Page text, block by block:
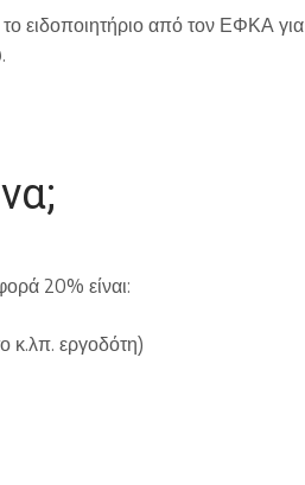
το ειδοποιητήριο από τον ΕΦΚΑ για
20% είναι:
κ.λπ. εργοδότη)